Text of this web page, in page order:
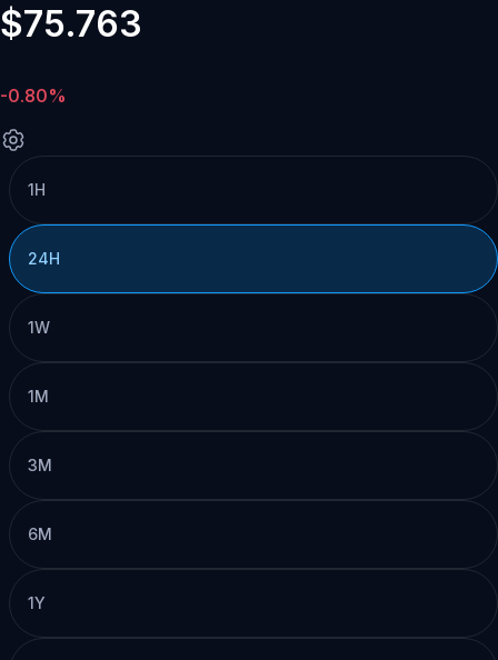
$75.763
-0.80%
1H
24H
1W
1M
3M
6M
1Y